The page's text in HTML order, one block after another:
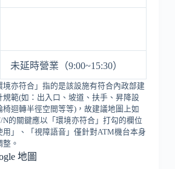
未延時營業（9:00~15:30）
亦符合」指的是該設施有符合內政部建
範(如：出入口、坡道、扶手、昇降設
迴轉半徑空間等等)，故建議地圖上如
的關鍵應以「環境亦符合」打勾的欄位
用」、「視障語音」僅針對ATM機台本身
。
地圖